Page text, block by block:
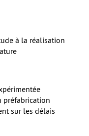
à la réalisation
préfabrication
sur les délais